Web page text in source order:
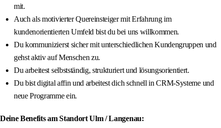
mit.
Auch als motivierter Quereinsteiger mit Erfahrung im
kundenorientierten Umfeld bist du bei uns willkommen.
Du kommunizierst sicher mit unterschiedlichen Kundengruppen und
gehst aktiv auf Menschen zu.
Du arbeitest selbstständig, strukturiert und lösungsorientiert.
Du bist digital affin und arbeitest dich schnell in CRM-Systeme und
neue Programme ein.
Deine Benefits am Standort Ulm / Langenau: